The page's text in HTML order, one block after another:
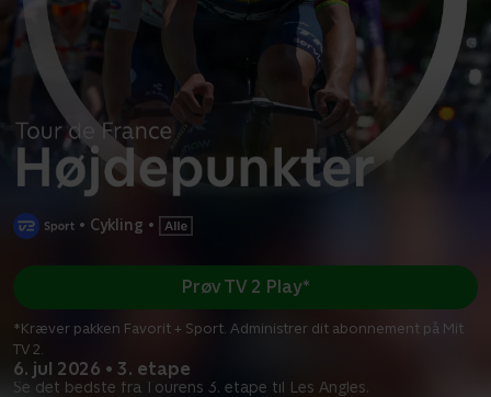
• Cykling •
6. jul 2026 • 3. etape
Se det bedste fra Tourens 3. etape til Les Angles.
Prøv TV 2 Play*
*Kræver pakken Favorit + Sport. Administrer dit abonnement på Mit
TV 2.